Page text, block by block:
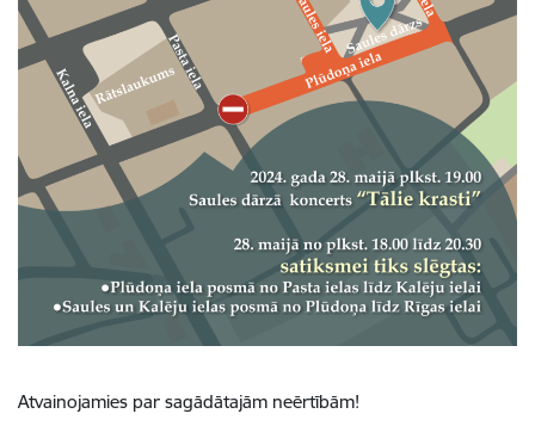
Atvainojamies par sagādātajām neērtībām!